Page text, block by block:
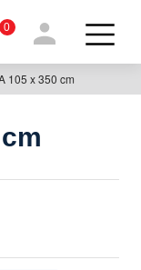
0
105 x 350 cm